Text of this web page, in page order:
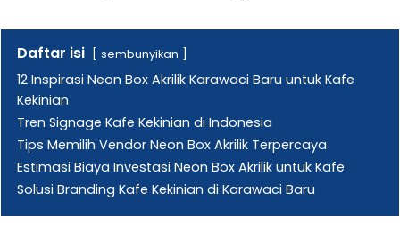
Daftar isi sembunyikan
12 Inspirasi Neon Box Akrilik Karawaci Baru untuk Kafe
Kekinian
Tren Signage Kafe Kekinian di Indonesia
Tips Memilih Vendor Neon Box Akrilik Terpercaya
Estimasi Biaya Investasi Neon Box Akrilik untuk Kafe
Solusi Branding Kafe Kekinian di Karawaci Baru